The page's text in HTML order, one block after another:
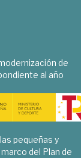
de
al año
pequeñas y
del Plan de